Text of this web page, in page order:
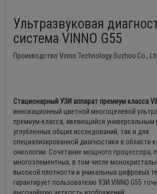
Ультразвуковая
система VINNO G55
Производство Vinno Technology Suzhou Co.,
Стационарный УЗИ аппарат премиум класса
инновационный цветной многоцелевой
премиум-класса, являющийся универсальным
углубленных общих исследований, так и для
специализированной диагностики в области
онкологии. Сочетание мощного процессора,
многоэлементных, в том числе
высокой плотности и уникальных цифровых
гарантирует пользователю УЗИ VINNO G55